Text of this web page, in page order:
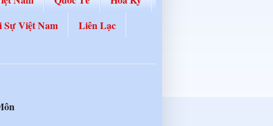
Sự Việt Nam
Liên Lạc